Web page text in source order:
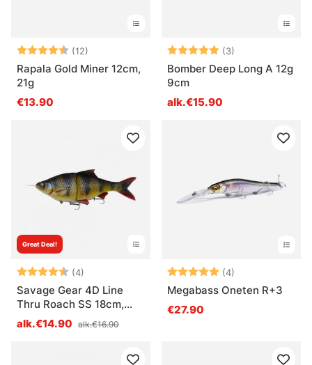
Arvio: (12)
4.5 5:sta tähdestä
Rapala Gold Miner 12cm,
21g
€13.90
Arvio: (3)
Bomber Deep Long A 12g
9cm
alk.€15.90
Great Deal!
Arvio: (4)
4.8 5:sta tähdestä
Savage Gear 4D Line
Thru Roach SS 18cm,
80g
alk.€14.90 alk.€16.90
Arvio: (4)
Megabass Oneten R+3
€27.90